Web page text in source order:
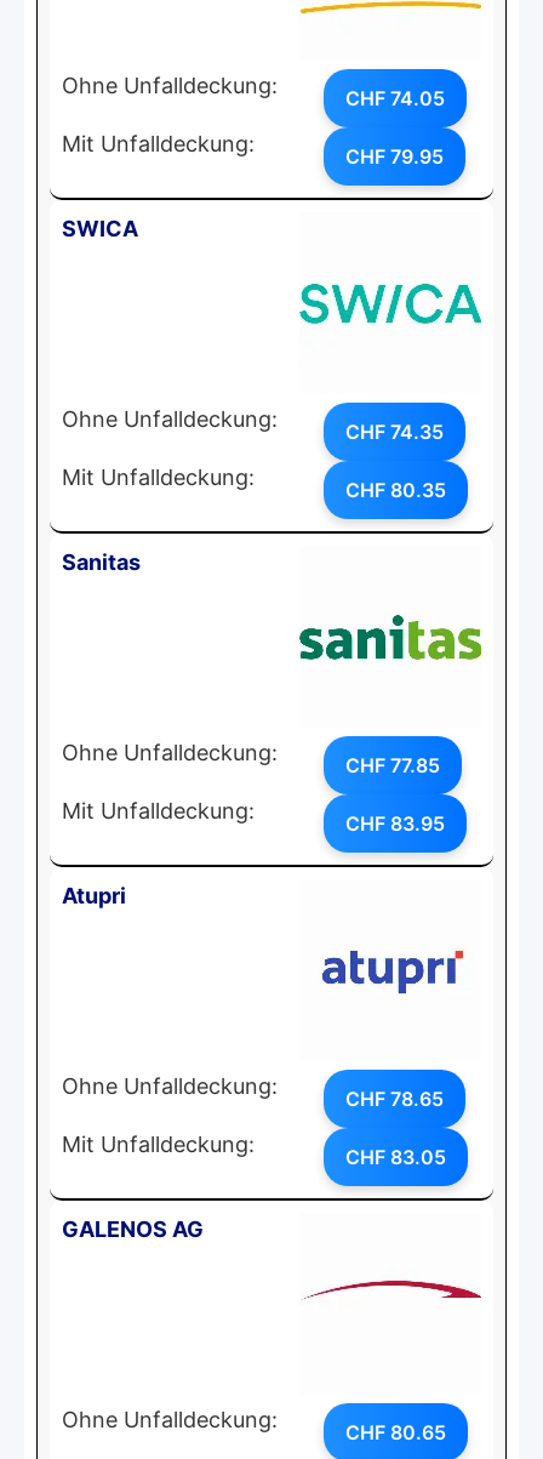
Ohne Unfalldeckung: CHF 74.05
Mit Unfalldeckung: CHF 79.95
SWICA
Ohne Unfalldeckung: CHF 74.35
Mit Unfalldeckung: CHF 80.35
Sanitas
Ohne Unfalldeckung: CHF 77.85
Mit Unfalldeckung: CHF 83.95
Atupri
Ohne Unfalldeckung: CHF 78.65
Mit Unfalldeckung: CHF 83.05
GALENOS AG
Ohne Unfalldeckung: CHF 80.65